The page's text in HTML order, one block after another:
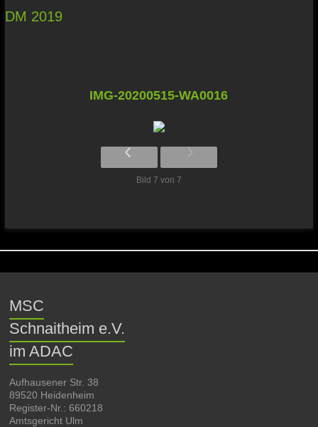
DM 2019
IMG-20200515-WA0016
Bild 7 von 7
MSC
Schnaitheim e.V.
im ADAC
Aufhausener Str. 38
89520 Heidenheim
Register-Nr.: 660218
Amtsgericht Ulm